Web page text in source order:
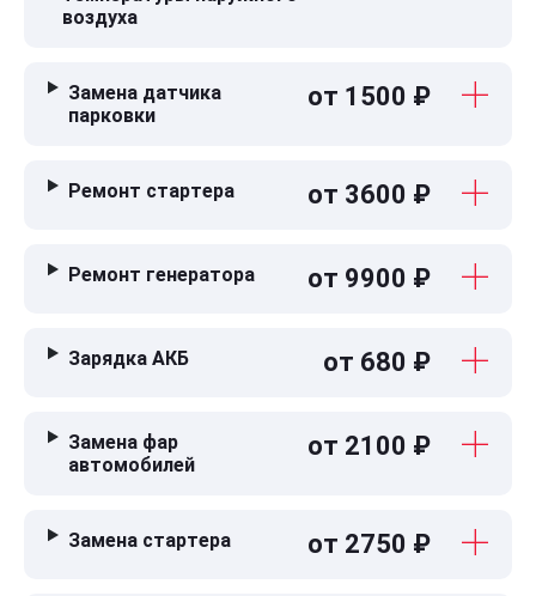
воздуха
Замена датчика
парковки
от 1500 ₽
Ремонт стартера от 3600 ₽
Ремонт генератора от 9900 ₽
Зарядка АКБ от 680 ₽
Замена фар
автомобилей
от 2100 ₽
Замена стартера от 2750 ₽